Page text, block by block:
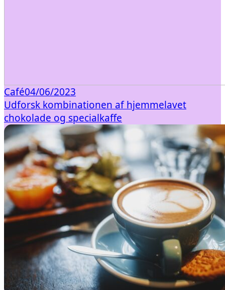
Café04/06/2023
Udforsk kombinationen af hjemmelavet
chokolade og specialkaffe